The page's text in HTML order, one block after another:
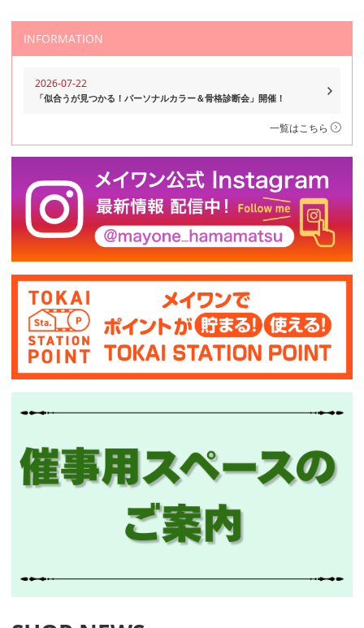
INFORMATION
2026-07-22
「似合うが見つかる！パーソナルカラー＆骨格診断会」開催！
一覧はこちら